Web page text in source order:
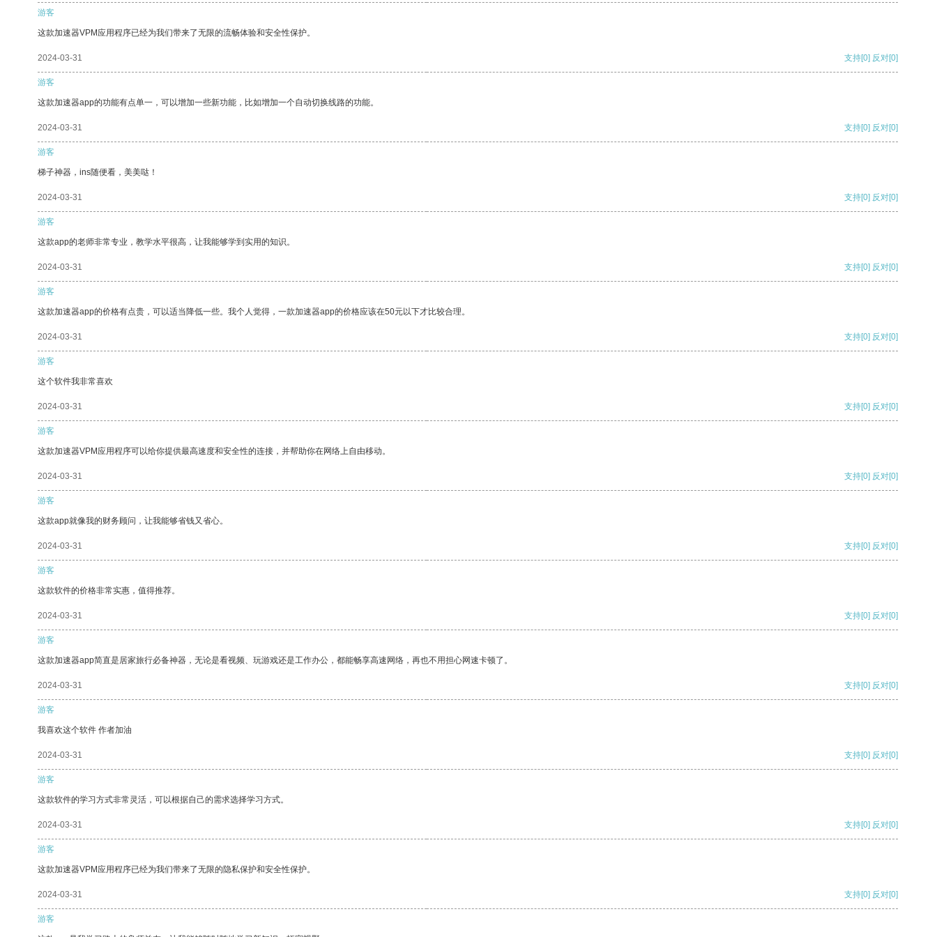
游客
这款加速器VPM应用程序已经为我们带来了无限的流畅体验和安全性保护。
2024-03-31 支持[0] 反对[0]
游客
这款加速器app的功能有点单一，可以增加一些新功能，比如增加一个自动切换线路的功能。
2024-03-31 支持[0] 反对[0]
游客
梯子神器，ins随便看，美美哒！
2024-03-31 支持[0] 反对[0]
游客
这款app的老师非常专业，教学水平很高，让我能够学到实用的知识。
2024-03-31 支持[0] 反对[0]
游客
这款加速器app的价格有点贵，可以适当降低一些。我个人觉得，一款加速器app的价格应该在50元以下才比较合理。
2024-03-31 支持[0] 反对[0]
游客
这个软件我非常喜欢
2024-03-31 支持[0] 反对[0]
游客
这款加速器VPM应用程序可以给你提供最高速度和安全性的连接，并帮助你在网络上自由移动。
2024-03-31 支持[0] 反对[0]
游客
这款app就像我的财务顾问，让我能够省钱又省心。
2024-03-31 支持[0] 反对[0]
游客
这款软件的价格非常实惠，值得推荐。
2024-03-31 支持[0] 反对[0]
游客
这款加速器app简直是居家旅行必备神器，无论是看视频、玩游戏还是工作办公，都能畅享高速网络，再也不用担心网速卡顿了。
2024-03-31 支持[0] 反对[0]
游客
我喜欢这个软件 作者加油
2024-03-31 支持[0] 反对[0]
游客
这款软件的学习方式非常灵活，可以根据自己的需求选择学习方式。
2024-03-31 支持[0] 反对[0]
游客
这款加速器VPM应用程序已经为我们带来了无限的隐私保护和安全性保护。
2024-03-31 支持[0] 反对[0]
游客